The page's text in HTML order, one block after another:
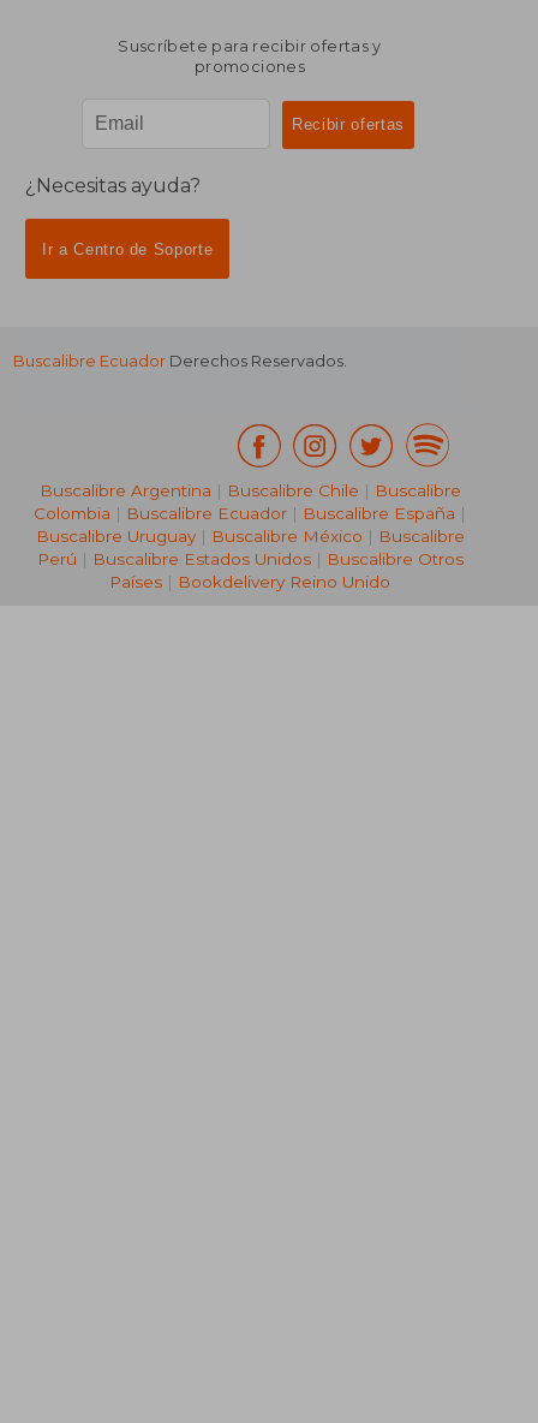
Suscríbete para recibir ofertas y
promociones
¿Necesitas ayuda?
Ir a Centro de Soporte
Buscalibre Ecuador Derechos Reservados.
Buscalibre Argentina | Buscalibre Chile | Buscalibre
Colombia | Buscalibre Ecuador | Buscalibre España |
Buscalibre Uruguay| Buscalibre México | Buscalibre
Perú | Buscalibre Estados Unidos| Buscalibre Otros
Países | Bookdelivery Reino Unido